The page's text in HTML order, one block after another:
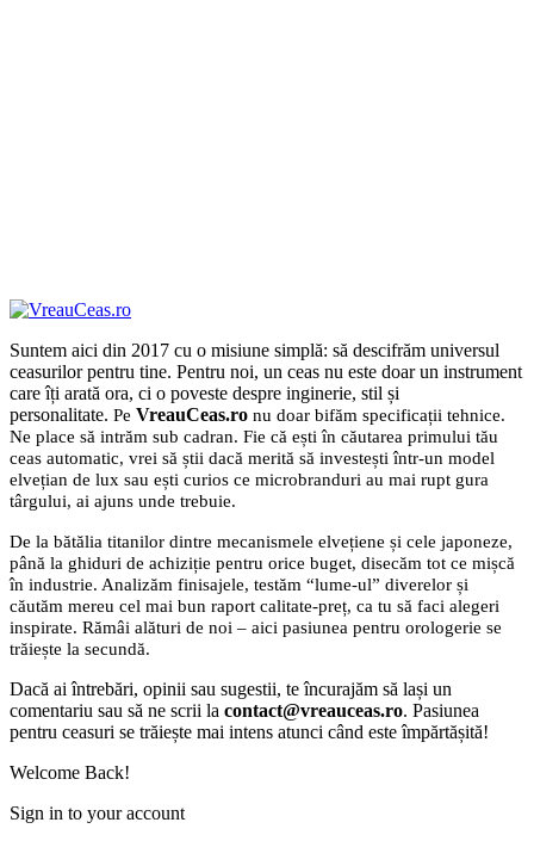
Suntem aici din 2017 cu o misiune simplă: să descifrăm universul
ceasurilor pentru tine. Pentru noi, un ceas nu este doar un instrument
care îți arată ora, ci o poveste despre inginerie, stil și
personalitate. Pe VreauCeas.ro nu doar bifăm specificații tehnice.
Ne place să intrăm sub cadran. Fie că ești în căutarea primului tău
ceas automatic, vrei să știi dacă merită să investești într-un model
elvețian de lux sau ești curios ce microbranduri au mai rupt gura
târgului, ai ajuns unde trebuie.
De la bătălia titanilor dintre mecanismele elvețiene și cele japoneze,
până la ghiduri de achiziție pentru orice buget, disecăm tot ce mișcă
în industrie. Analizăm finisajele, testăm “lume-ul” diverelor și
căutăm mereu cel mai bun raport calitate-preț, ca tu să faci alegeri
inspirate. Rămâi alături de noi – aici pasiunea pentru orologerie se
trăiește la secundă.
Dacă ai întrebări, opinii sau sugestii, te încurajăm să lași un
comentariu sau să ne scrii la contact@vreauceas.ro. Pasiunea
pentru ceasuri se trăiește mai intens atunci când este împărtășită!
Welcome Back!
Sign in to your account